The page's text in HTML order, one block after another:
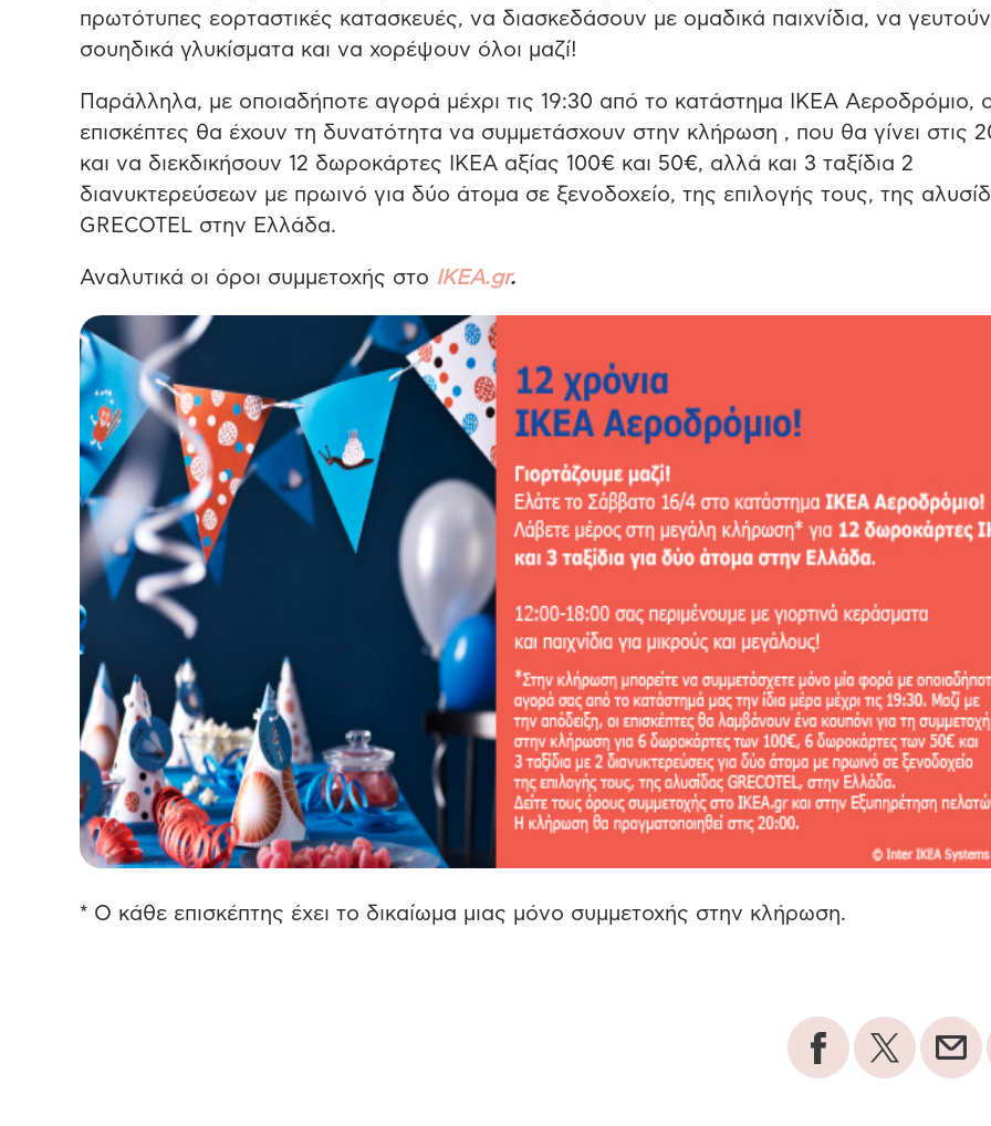
πρωτότυπες εορταστικές κατασκευές, να διασκεδάσουν με ομαδικά παιχνίδια, να γευτούν
σουηδικά γλυκίσματα και να χορέψουν όλοι μαζί!
Παράλληλα, με οποιαδήποτε αγορά μέχρι τις 19:30 από το κατάστημα ΙΚΕΑ Αεροδρόμιο,
επισκέπτες θα έχουν τη δυνατότητα να συμμετάσχουν στην κλήρωση , που θα γίνει στις
και να διεκδικήσουν 12 δωροκάρτες ΙΚΕΑ αξίας 100€ και 50€, αλλά και 3 ταξίδια 2
διανυκτερεύσεων με πρωινό για δύο άτομα σε ξενοδοχείο, της επιλογής τους, της
GRECOTEL στην Ελλάδα.
Αναλυτικά οι όροι συμμετοχής στο IKEA.gr.
* Ο κάθε επισκέπτης έχει το δικαίωμα μιας μόνο συμμετοχής στην κλήρωση.